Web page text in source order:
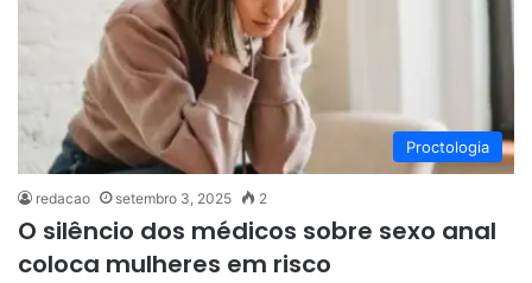
Proctologia
redacao setembro 3, 2025 2
O silêncio dos médicos sobre sexo anal
coloca mulheres em risco